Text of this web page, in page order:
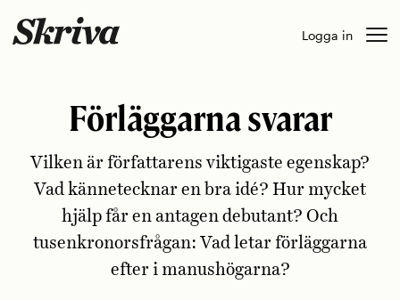
to
Logga in
Förläggarna svarar
Vilken är författarens viktigaste egenskap?
Vad kännetecknar en bra idé? Hur mycket
hjälp får en antagen debutant? Och
tusenkronorsfrågan: Vad letar förläggarna
efter i manushögarna?